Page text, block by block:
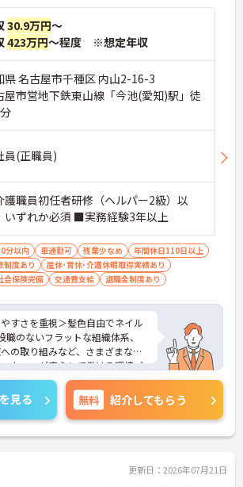
30.9万円～
423万円～程度 ※想定年収
県 名古屋市千種区 内山2-16-3
屋市営地下鉄東山線「今池(愛知)駅」徒
員(正職員)
職員初任者研修（ヘルパー2級）以
いずれか必須 ■実務経験3年以上
分以内 車通勤可 残業少なめ
年間休日110日以上
制度あり
産休･育休･介護休暇取得実績あり
会保険完備 交通費支給 退職金制度あり
すさを重視＞髪色自由でネイル
職のないフラットな組織体系、
の取り組みなど、さまざまな制
タッフが安心して働ける環境づ
います。
合わせた勤務形態＞夜勤ありの
従、夜勤専従といったさまざま
ている法人です。
がらのお仕事＞一人ひとりが主
など、チームとしてしっかりと
々の業務に努められています。
見る 無料 紹介してもらう
更新日：2026年07月21日